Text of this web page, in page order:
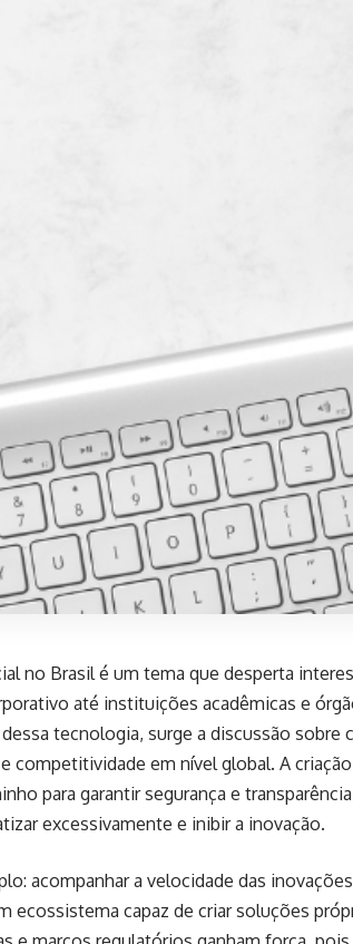
no Brasil é um tema que desperta
até instituições acadêmicas e
tecnologia, surge a discussão sobre
competitividade em nível global. A
para garantir segurança e
excessivamente e inibir a inovação.
acompanhar a velocidade das
ecossistema capaz de criar soluções